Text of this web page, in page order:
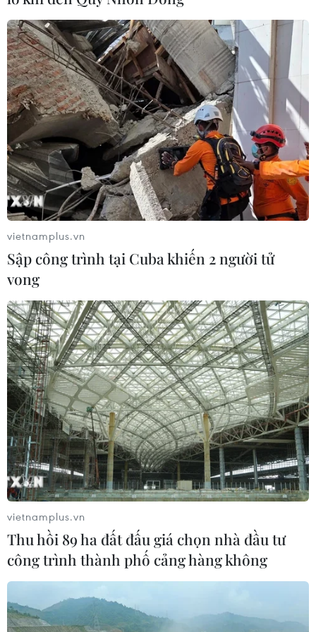
thải ròng bằng 0 vào năm 2050 là mục tiêu phát triển
tất yếu, cần được thực hiện thông qua chuyển đổi năng
lượng mạnh mẽ, phát triển ít phát thải.
Thu hút nguồn lực hỗ trợ các mục tiêu
phát triển xanh và bền vững
16/08/2022 05:05
Các chuyên gia cho rằng tăng trưởng xanh là sứ mệnh
quan trọng hướng tới phát triển bền vững và cần có sự
kết hợp chặt chẽ, hợp lý, hài hòa giữa phát triển kinh tế-
xã hội và bảo vệ môi trường.
vietnamplus.vn
Sập công trình tại Cuba khiến 2 người tử
vong
vietnamplus.vn
Thu hồi 89 ha đất đấu giá chọn nhà đầu tư
công trình thành phố cảng hàng không